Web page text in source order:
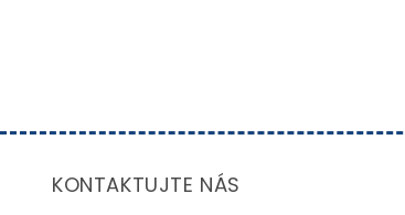
KONTAKTUJTE NÁS